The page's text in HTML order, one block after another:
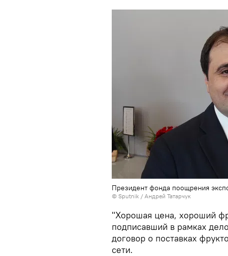
Президент фонда поощрения
© Sputnik / Андрей Татарчук
"Хорошая цена, хороший
подписавший в рамках
договор о поставках
сети.